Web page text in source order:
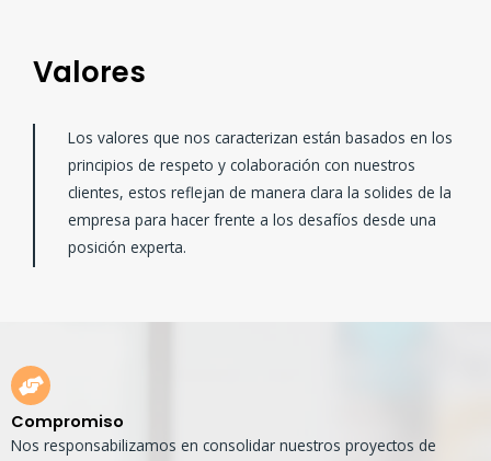
Valores
Los valores que nos caracterizan están basados en los
principios de respeto y colaboración con nuestros
clientes, estos reflejan de manera clara la solides de la
empresa para hacer frente a los desafíos desde una
posición experta.
Compromiso
Nos responsabilizamos en consolidar nuestros proyectos de